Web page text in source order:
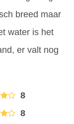
breed maar
water is het
er valt nog
8
8